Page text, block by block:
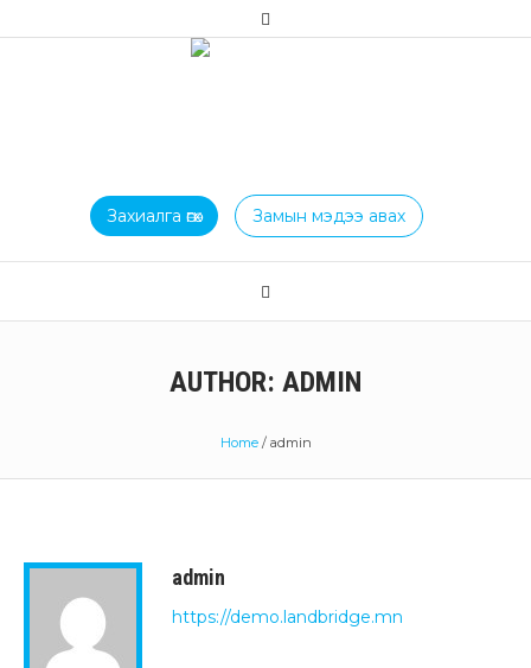
Захиалга өгөх Замын мэдээ авах
AUTHOR: ADMIN
Home / admin
admin
https://demo.landbridge.mn